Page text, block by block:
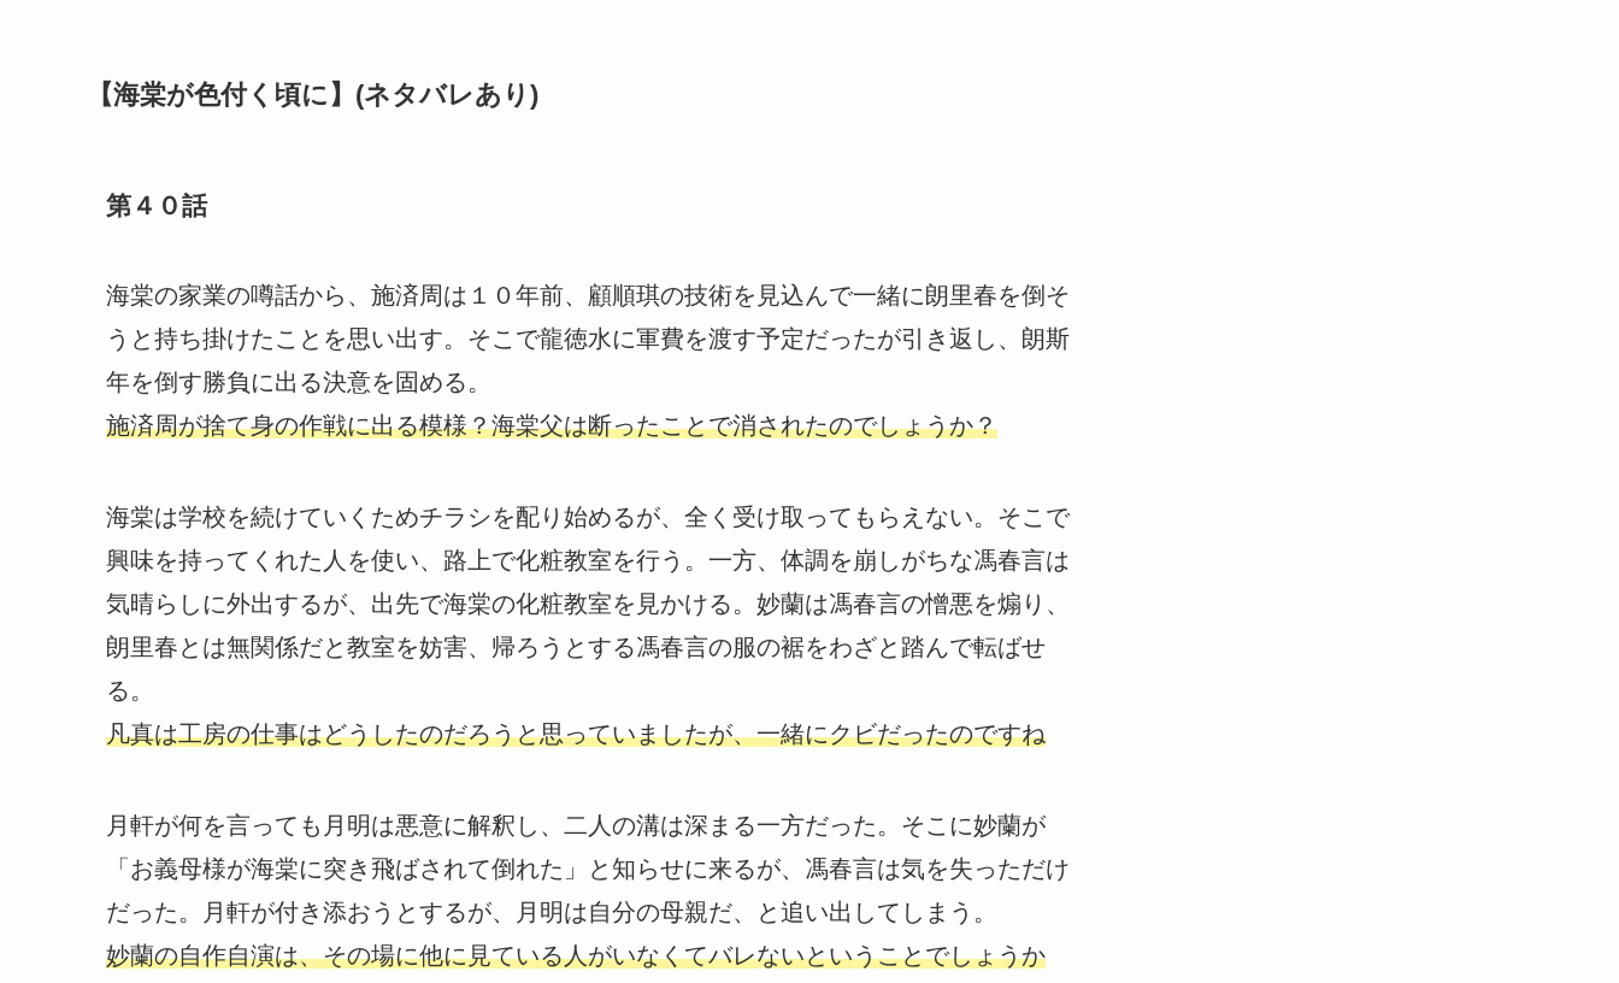
【海棠が色付く頃に】(ネタバレあり)
第４０話
海棠の家業の噂話から、施済周は１０年前、顧順琪の技術を見込んで一緒に朗里春を倒そ
うと持ち掛けたことを思い出す。そこで龍徳水に軍費を渡す予定だったが引き返し、朗斯
年を倒す勝負に出る決意を固める。
施済周が捨て身の作戦に出る模様？海棠父は断ったことで消されたのでしょうか？
海棠は学校を続けていくためチラシを配り始めるが、全く受け取ってもらえない。そこで
興味を持ってくれた人を使い、路上で化粧教室を行う。一方、体調を崩しがちな馮春言は
気晴らしに外出するが、出先で海棠の化粧教室を見かける。妙蘭は馮春言の憎悪を煽り、
朗里春とは無関係だと教室を妨害、帰ろうとする馮春言の服の裾をわざと踏んで転ばせ
る。
凡真は工房の仕事はどうしたのだろうと思っていましたが、一緒にクビだったのですね
月軒が何を言っても月明は悪意に解釈し、二人の溝は深まる一方だった。そこに妙蘭が
「お義母様が海棠に突き飛ばされて倒れた」と知らせに来るが、馮春言は気を失っただけ
だった。月軒が付き添おうとするが、月明は自分の母親だ、と追い出してしまう。
妙蘭の自作自演は、その場に他に見ている人がいなくてバレないということでしょうか